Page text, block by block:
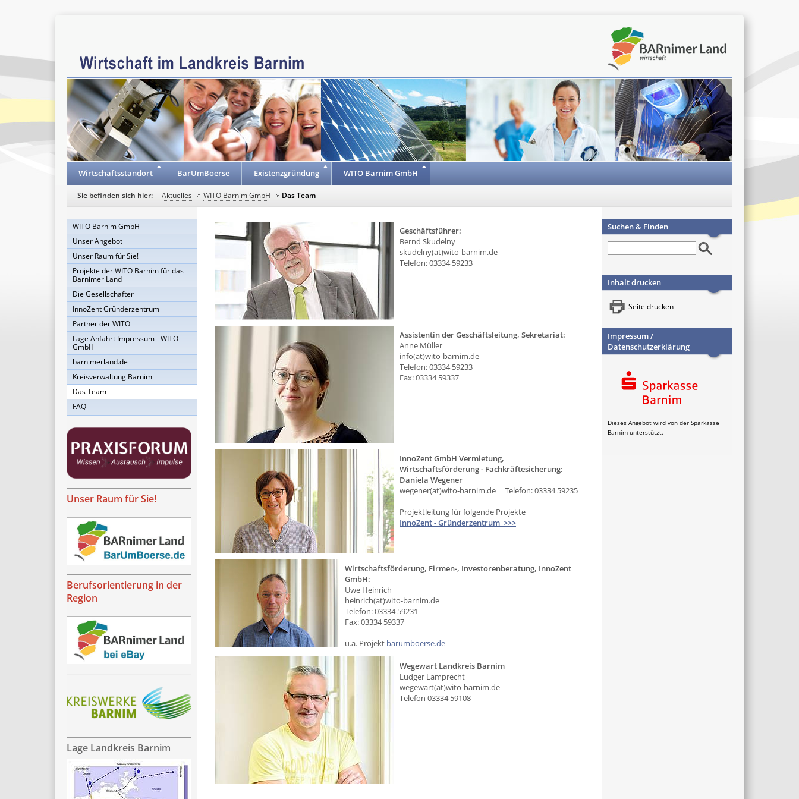
Wirtschaftsstandort BarUmBoerse Existenzgründung WITO Barnim GmbH
Sie befinden sich hier: Aktuelles WITO Barnim GmbH Das Team
WITO Barnim GmbH
Unser Angebot
Unser Raum für Sie!
Projekte der WITO Barnim für das
Barnimer Land
Die Gesellschafter
InnoZent Gründerzentrum
Partner der WITO
Lage Anfahrt Impressum - WITO
GmbH
barnimerland.de
Kreisverwaltung Barnim
Das Team
FAQ
Unser Raum für Sie!
Berufsorientierung in der
Region
Lage Landkreis Barnim
Geschäftsführer:
Bernd Skudelny
skudelny(at)wito-barnim.de
Telefon: 03334 59233
Assistentin der Geschäftsleitung, Sekretariat:
Anne Müller
info(at)wito-barnim.de
Telefon: 03334 59233
Fax: 03334 59337
InnoZent GmbH Vermietung,
Wirtschaftsförderung - Fachkräftesicherung:
Daniela Wegener
wegener(at)wito-barnim.de Telefon: 03334 59235
Projektleitung für folgende Projekte
InnoZent - Gründerzentrum >>>
Wirtschaftsförderung, Firmen-, Investorenberatung, InnoZent
GmbH:
Uwe Heinrich
heinrich(at)wito-barnim.de
Telefon: 03334 59231
Fax: 03334 59337
u.a. Projekt barumboerse.de
Wegewart Landkreis Barnim
Ludger Lamprecht
wegewart(at)wito-barnim.de
Telefon 03334 59108
Suchen & Finden
Inhalt drucken
Seite drucken
Impressum /
Datenschutzerklärung
Dieses Angebot wird von der Sparkasse
Barnim unterstützt.